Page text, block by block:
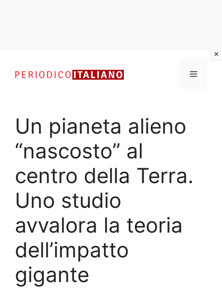
contenuto
Menu
Un pianeta alieno
“nascosto” al
centro della Terra.
Uno studio
avvalora la teoria
dell’impatto
gigante